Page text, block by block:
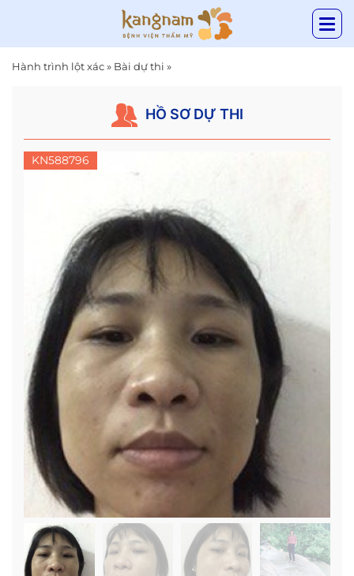
Hành trình lột xác» Bài dự thi »
HỒ SƠ DỰ THI
KN588796